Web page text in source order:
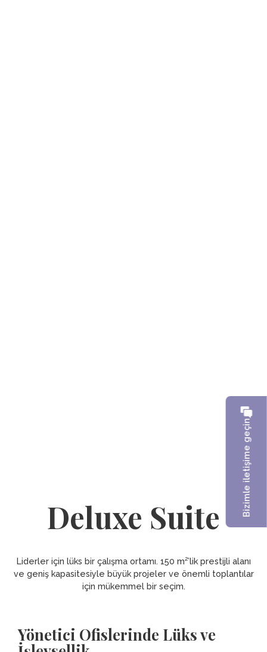
Bizimle iletişime geçin
Deluxe Suite
Liderler için lüks bir çalışma ortamı. 150 m²’lik prestijli alanı
ve geniş kapasitesiyle büyük projeler ve önemli toplantılar
için mükemmel bir seçim.
Yönetici Ofislerinde Lüks ve